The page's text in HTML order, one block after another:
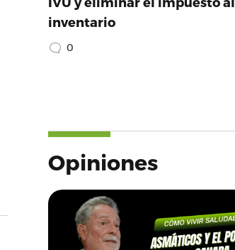
inventario
0
Opiniones